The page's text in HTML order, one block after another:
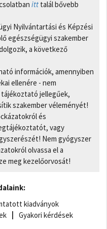
itt talál bővebb
Nyilvántartási és Képzési
egészségügyi szakember
a következő
információk, amennyiben
ellenére - nem
jellegűek,
szakember véleményét!
és
vagy
Nem gyógyszer
olvassa el a
meg kezelőorvosát!
kiadványok
Gyakori kérdések